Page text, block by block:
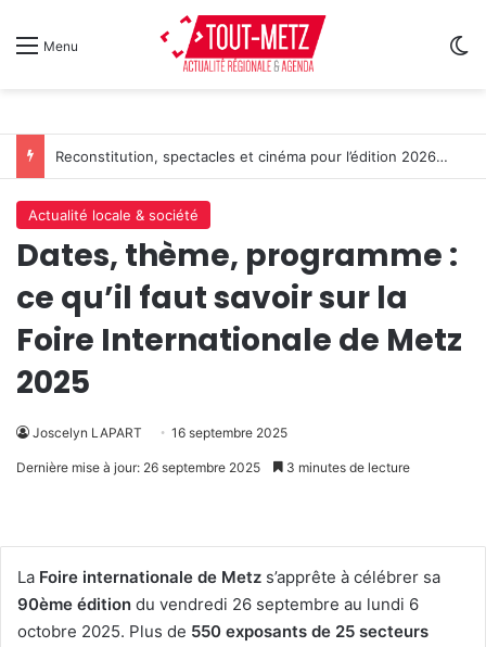
Menu
Reconstitution, spectacles et cinéma pour l’édition 2026 de « Ça tombe comme à Gravelotte »
Actualité locale & société
Dates, thème, programme :
ce qu’il faut savoir sur la
Foire Internationale de Metz
2025
Joscelyn LAPART 16 septembre 2025
Dernière mise à jour: 26 septembre 2025 3 minutes de lecture
La Foire internationale de Metz s’apprête à célébrer sa
90ème édition du vendredi 26 septembre au lundi 6
octobre 2025. Plus de 550 exposants de 25 secteurs